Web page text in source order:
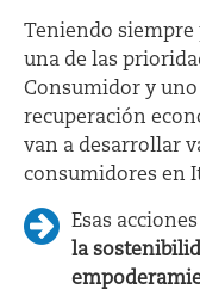
Teniendo siempre
una de las
Consumidor y
recuperación
van a desarrollar
consumidores en
Esas
la